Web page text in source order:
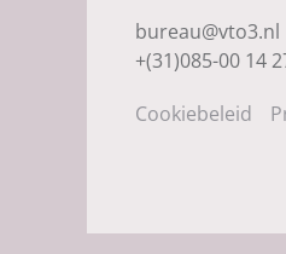
bureau@vto3.nl
+(31)085-00 14
Cookiebeleid